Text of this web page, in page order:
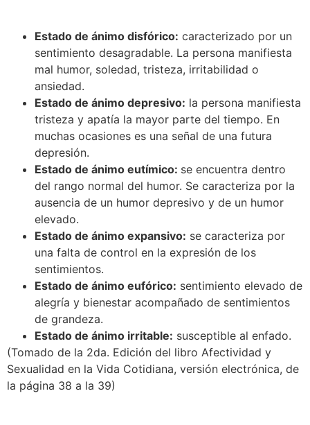
Estado de ánimo disfórico: caracterizado por un
sentimiento desagradable. La persona manifiesta
mal humor, soledad, tristeza, irritabilidad o
ansiedad.
Estado de ánimo depresivo: la persona manifiesta
tristeza y apatía la mayor parte del tiempo. En
muchas ocasiones es una señal de una futura
depresión.
Estado de ánimo eutímico: se encuentra dentro
del rango normal del humor. Se caracteriza por la
ausencia de un humor depresivo y de un humor
elevado.
Estado de ánimo expansivo: se caracteriza por
una falta de control en la expresión de los
sentimientos.
Estado de ánimo eufórico: sentimiento elevado de
alegría y bienestar acompañado de sentimientos
de grandeza.
Estado de ánimo irritable: susceptible al enfado.
(Tomado de la 2da. Edición del libro Afectividad y
Sexualidad en la Vida Cotidiana, versión electrónica, de
la página 38 a la 39)